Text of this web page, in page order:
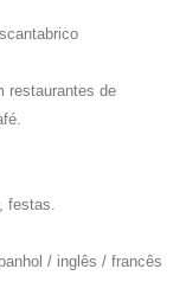
restaurantes de
festas.
/ inglês / francês